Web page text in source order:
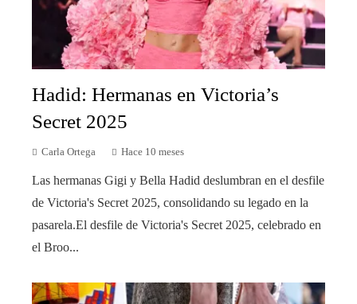
Hadid: Hermanas en Victoria’s
Secret 2025
Carla Ortega Hace 10 meses
Las hermanas Gigi y Bella Hadid deslumbran en el desfile
de Victoria's Secret 2025, consolidando su legado en la
pasarela.El desfile de Victoria's Secret 2025, celebrado en
el Broo...